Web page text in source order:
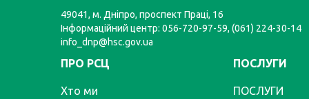
49041, м. Дніпро, проспект Праці, 16
Інформаційний центр: 056-720-97-59, (061) 224-30-14
info_dnp@hsc.gov.ua
ПРО РСЦ
Хто ми
ПОСЛУГИ
ПОСЛУГИ